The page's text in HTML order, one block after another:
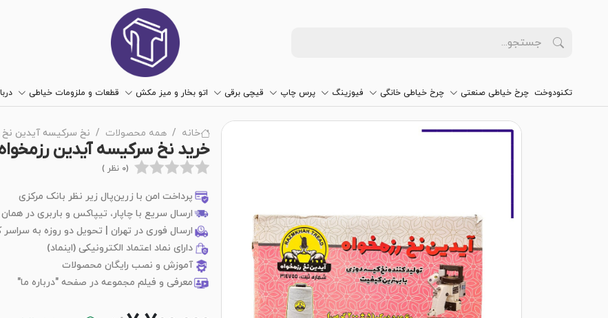
تکنودوخت چرخ خیاطی صنعتی چرخ خیاطی خانگی فیوزینگ پرس چاپ قیچی برقی اتو بخار و میز مکش قطعات و ملزومات خیاطی
خانه همه محصولات نخ سرکیسه آیدین نخ رزمخواه 200
خرید نخ سرکیسه آیدین رزمخواه 200 گرمی بسته 60
(0 نظر )
پرداخت امن با زرین‌پال زیر نظر بانک مرکزی
ارسال سریع با چاپار، تیپاکس و باربری در
ارسال فوری در تهران | تحویل دو روزه به سراسر
دارای نماد اعتماد الکترونیکی (اینماد)
آموزش و نصب رایگان محصولات
معرفی و فیلم مجموعه در صفحه "درباره ما"